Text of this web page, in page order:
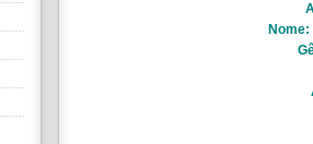
Nome: